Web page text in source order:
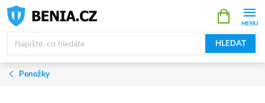
Přejít
obsah
HLEDAT
NÁKUPNÍ
KOŠÍK
Ponožky